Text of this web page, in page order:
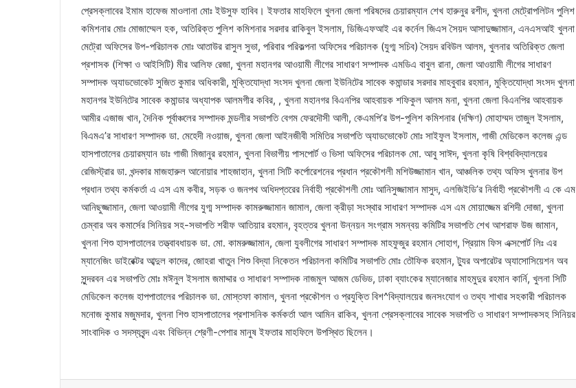
প্রেসক্লাবের ইমাম হাফেজ মাওলানা মোঃ ইউসুফ হাবিব। ইফতার মাহফিলে খুলনা জেলা পরিষদের চেয়ারম্যান শেখ হারুনুর রশীদ, খুলনা মেট্রোপলিটন পুলিশ
কমিশনার মোঃ মোজাম্মেল হক, অতিরিক্ত পুলিশ কমিশনার সরদার রাকিবুল ইসলাম, ডিজিএফআই এর কর্নেল জিএস সৈয়দ আসাদুজ্জামান, এনএসআই খুলনা
মেট্রো অফিসের উপ-পরিচালক মোঃ আতাউর রাসুল সুভা, পরিবার পরিকল্পনা অফিসের পরিচালক (যুগ্ম সচিব) সৈয়দ রবিউল আলম, খুলনার অতিরিক্ত জেলা
প্রশাসক (শিক্ষা ও আইসিটি) মীর আলিফ রেজা, খুলনা মহানগর আওয়ামী লীগের সাধারণ সম্পাদক এমডিএ বাবুল রানা, জেলা আওয়ামী লীগের সাধারণ
সম্পাদক অ্যাডভোকেট সুজিত কুমার অধিকারী, মুক্তিযোদ্ধা সংসদ খুলনা জেলা ইউনিটের সাবেক কমান্ডার সরদার মাহবুবার রহমান, মুক্তিযোদ্ধা সংসদ খুলনা
মহানগর ইউনিটের সাবেক কমান্ডার অধ্যাপক আলমগীর কবির, , খুলনা মহানগর বিএনপির আহবায়ক শফিকুল আলম মনা, খুলনা জেলা বিএনপির আহবায়ক
আমীর এজাজ খান, দৈনিক পূর্বাঞ্চলের সম্পাদক মন্ডলীর সভাপতি বেগম ফেরদৌসী আলী, কেএমপি’র উপ-পুলিশ কমিশনার (দক্ষিণ) মোহাম্মদ তাজুল ইসলাম,
বিএমএ’র সাধারণ সম্পাদক ডা. মেহেদী নওয়াজ, খুলনা জেলা আইনজীবী সমিতির সভাপতি অ্যাডভোকেট মোঃ সাইফুল ইসলাম, গাজী মেডিকেল কলেজ এন্ড
হাসপাতালের চেয়ারম্যান ডাঃ গাজী মিজানুর রহমান, খুলনা বিভাগীয় পাসপোর্ট ও ভিসা অফিসের পরিচালক মো. আবু সাঈদ, খুলনা কৃষি বিশ্ববিদ্যালয়ের
রেজিস্ট্রার ডা. খন্দকার মাজহারুল আনোয়ার শাহজাহান, খুলনা সিটি কর্পোরেশনের প্রধান প্রকৌশলী মশিউজ্জামান খান, আঞ্চলিক তথ্য অফিস খুলনার উপ
প্রধান তথ্য কর্মকর্তা এ এস এম কবীর, সড়ক ও জনপথ অধিদপ্তরের নির্বাহী প্রকৌশলী মোঃ আনিসুজ্জামান মাসুদ, এলজিইডি’র নির্বাহী প্রকৌশলী এ কে এম
আনিছুজ্জামান, জেলা আওয়ামী লীগের যুগ্ম সম্পাদক কামরুজ্জামান জামাল, জেলা ক্রীড়া সংস্থার সাধারণ সম্পাদক এস এম মোয়াজ্জেম রশিদী দোজা, খুলনা
চেম্বার অব কমার্সের সিনিয়র সহ-সভাপতি শরীফ আতিয়ার রহমান, বৃহত্তর খুলনা উন্নয়ন সংগ্রাম সমন্বয় কমিটির সভাপতি শেখ আশরাফ উজ জামান,
খুলনা শিশু হাসপাতালের তত্ত্বাবধায়ক ডা. মো. কামরুজ্জামান, জেলা যুবলীগের সাধারণ সম্পাদক মাহফুজুর রহমান সোহাগ, প্রিয়াম ফিস এক্সপোর্ট লিঃ এর
ম্যানেজিং ডাইরেক্টর আব্দুল কাদের, জোহরা খাতুন শিশু বিদ্যা নিকেতন পরিচালনা কমিটির সভাপতি মোঃ তৌফিক রহমান, ট্যুর অপারেটর অ্যাসোসিয়েশন অব
সুন্দরবন এর সভাপতি মোঃ মঈনুল ইসলাম জমাদ্দার ও সাধারণ সম্পাদক নাজমুল আজম ডেভিড, ঢাকা ব্যাংকের ম্যানেজার মাহমুদুর রহমান কার্নি, খুলনা সিটি
মেডিকেল কলেজ হাপপাতালের পরিচালক ডা. মোস্তফা কামাল, খুলনা প্রকৌশল ও প্রযুক্তি বিশ^বিদ্যালয়ের জনসংযোগ ও তথ্য শাখার সহকারী পরিচালক
মনোজ কুমার মজুমদার, খুলনা শিশু হাসপাতালের প্রশাসনিক কর্মকর্তা আল আমিন রাকিব, খুলনা প্রেসক্লাবের সাবেক সভাপতি ও সাধারণ সম্পাদকসহ সিনিয়র
সাংবাদিক ও সদস্যবৃন্দ এবং বিভিন্ন শ্রেণী-পেশার মানুষ ইফতার মাহফিলে উপস্থিত ছিলেন।